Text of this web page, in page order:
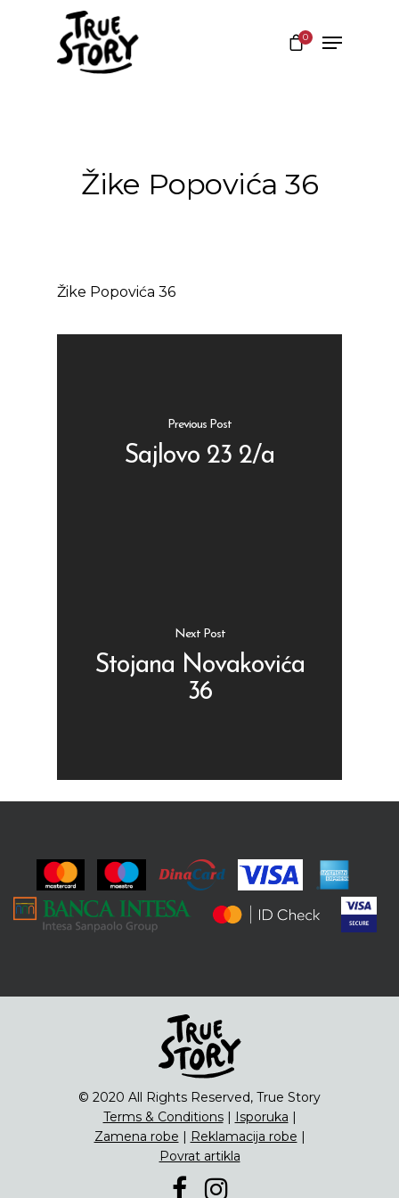
0
Žike Popovića 36
Žike Popovića 36
Previous Post
Sajlovo 23 2/a
Next Post
Stojana Novakovića
36
© 2020 All Rights Reserved, True Story
Terms & Conditions| Isporuka |
Zamena robe | Reklamacija robe |
Povrat artikla
Sušeno Voće